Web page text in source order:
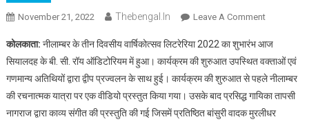
November 21, 2022 Thebengal.in Leave A CommentOn
लिटरेरिया
2022
का
पहला
दिन
कोलकाता: नीलाम्बर के तीन दिवसीय वार्षिकोत्सव लिटरेरिया 2022 का शुभारंभ आज
सियालदह के बी. सी. रॉय ऑडिटोरियम में हुआ। कार्यक्रम की शुरुआत उपस्थित वक्ताओं एवं
गणमान्य अतिथियों द्वारा द्वीप प्रज्वलन के साथ हुई। कार्यक्रम की शुरुआत से पहले नीलाम्बर
की रचनात्मक यात्रा पर एक वीडियो प्रस्तुत किया गया। उसके बाद प्रसिद्ध गायिका तापसी
नागराज द्वारा काव्य संगीत की प्रस्तुति की गई जिसमें प्रतिष्ठित बांसुरी वादक मुरलीधर